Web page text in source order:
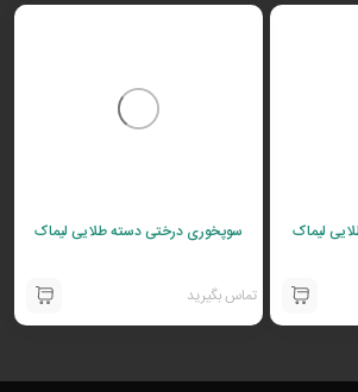
لیماک سوپخوری درختی دسته طلایی لیماک
تماس بگیرید